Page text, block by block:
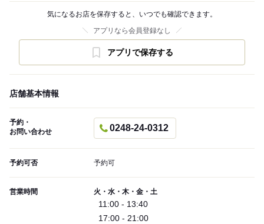
気になるお店を保存すると、いつでも確認できます。
アプリなら会員登録なし
アプリで保存する
店舗基本情報
予約・
お問い合わせ
0248-24-0312
予約可否 予約可
営業時間 火・水・木・金・土
11:00 - 13:40
17:00 - 21:00